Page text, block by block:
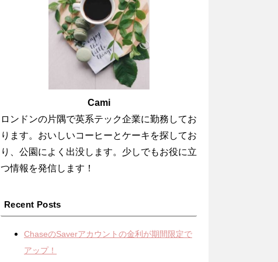
Cami
ロンドンの片隅で英系テック企業に勤務してお
ります。おいしいコーヒーとケーキを探してお
り、公園によく出没します。少しでもお役に立
つ情報を発信します！
Recent Posts
ChaseのSaverアカウントの金利が期間限定で
アップ！